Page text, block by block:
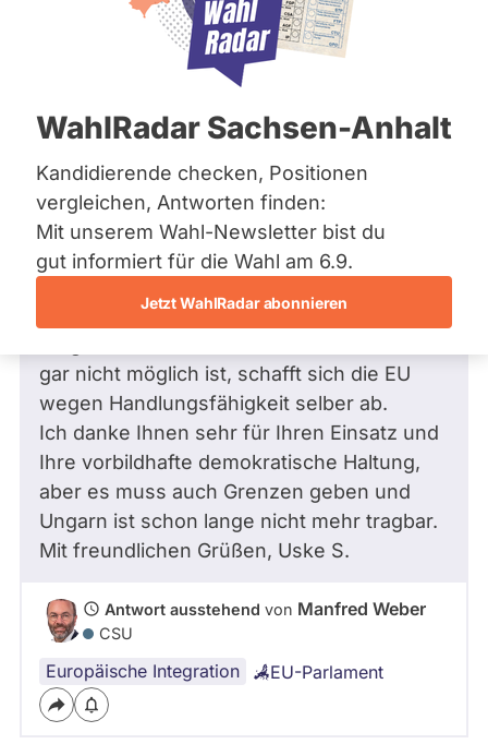
Bremen
Hamburg
Mecklenburg-Vorpommern
Nordrhein-Westfalen
Saarland
Sachsen
Sachsen-Anhalt
Sachsen-Anhalt
Schleswig-Holstein
Thüringen
Archiv
Über uns
Spenden
WahlRadar Sachsen-Anhalt
Kandidierende checken, Positionen
vergleichen, Antworten finden:
Mit unserem Wahl-Newsletter bist du
gut informiert für die Wahl am 6.9.
Jetzt WahlRadar abonnieren
15.02.2026
Ist es nicht möglich, den EU-Vertrag
dahingehend zu ändern, dass Länder,
die die EU von innen zerschlagen
wollen, ausgeschlossen werden
können?
Sehr geehrter Herr Weber,
solche zersetzenden Mitglieder wie Ungarn
gar nicht möglich ist, schafft sich die EU
wegen Handlungsfähigkeit selber ab.
Ich danke Ihnen sehr für Ihren Einsatz und
Ihre vorbildhafte demokratische Haltung,
aber es muss auch Grenzen geben und
Ungarn ist schon lange nicht mehr tragbar.
Mit freundlichen Grüßen, Uske S.
Antwort ausstehend von Manfred Weber
CSU
Europäische Integration EU-Parlament